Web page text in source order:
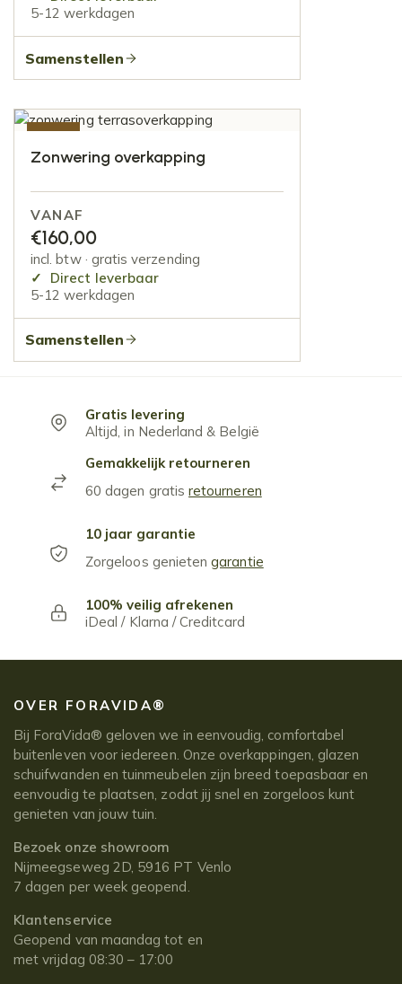
5-12 werkdagen
Samenstellen
Zonwering overkapping
VANAF
€160,00
incl. btw · gratis verzending
Direct leverbaar
5-12 werkdagen
Samenstellen
Gratis levering
Altijd, in Nederland & België
Gemakkelijk retourneren
60 dagen gratisretourneren
10 jaar garantie
Zorgeloos genietengarantie
100% veilig afrekenen
iDeal / Klarna / Creditcard
OVER FORAVIDA®
Bij ForaVida® geloven we in eenvoudig, comfortabel
buitenleven voor iedereen. Onze overkappingen, glazen
schuifwanden en tuinmeubelen zijn breed toepasbaar en
eenvoudig te plaatsen, zodat jij snel en zorgeloos kunt
genieten van jouw tuin.
Bezoek onze showroom
Nijmeegseweg 2D, 5916 PT Venlo
7 dagen per week geopend.
Klantenservice
Geopend van maandag tot en
met vrijdag 08:30 – 17:00